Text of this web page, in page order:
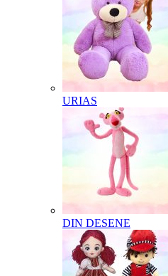
URIAS
DIN DESENE